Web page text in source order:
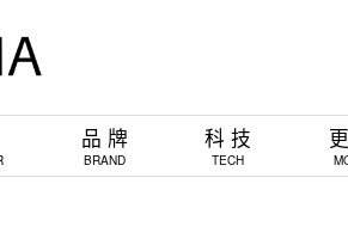
品 牌
BRAND
科 技
TECH